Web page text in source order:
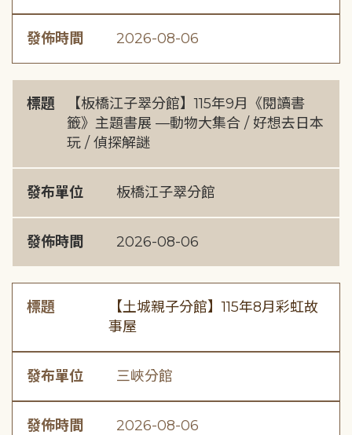
發佈時間 2026-08-06
標題
【板橋江子翠分館】115年9月《閱讀書
籤》主題書展 —動物大集合 / 好想去日本
玩 / 偵探解謎
發布單位 板橋江子翠分館
發佈時間 2026-08-06
標題
【土城親子分館】115年8月彩虹故
事屋
發布單位 三峽分館
發佈時間 2026-08-06